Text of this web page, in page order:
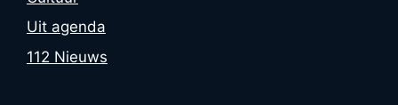
Uit agenda
112 Nieuws